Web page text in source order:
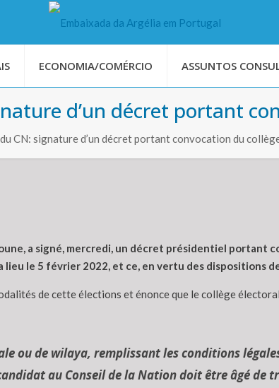
ECONOMIA/COMÉRCIO ASSUNTOS
d’un décret portant
CN: signature d’un décret portant convocation du
a signé, mercredi, un décret présidentiel
lieu le 5 février 2022, et ce, en vertu des dispositions
de cette élections et énonce que le collège
ou de wilaya, remplissant les conditions
au Conseil de la Nation doit être âgé de